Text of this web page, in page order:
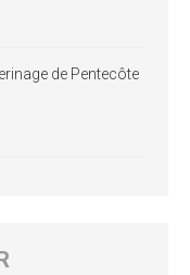
de Pentecôte